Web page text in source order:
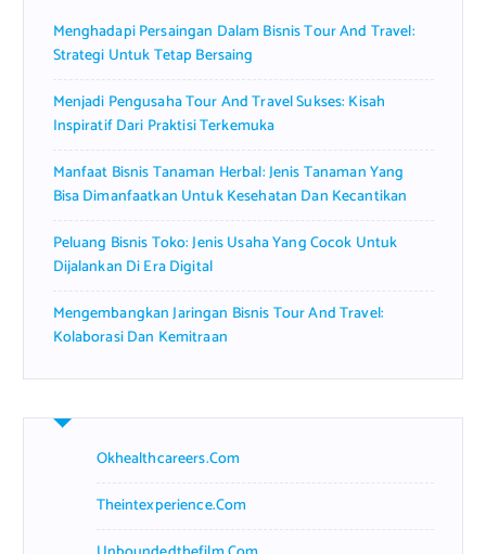
:Menghadapi Persaingan Dalam Bisnis Tour And Travel:
Strategi Untuk Tetap Bersaing
Menjadi Pengusaha Tour And Travel Sukses: Kisah
Inspiratif Dari Praktisi Terkemuka
Manfaat Bisnis Tanaman Herbal: Jenis Tanaman Yang
Bisa Dimanfaatkan Untuk Kesehatan Dan Kecantikan
Peluang Bisnis Toko: Jenis Usaha Yang Cocok Untuk
Dijalankan Di Era Digital
Mengembangkan Jaringan Bisnis Tour And Travel:
Kolaborasi Dan Kemitraan
Okhealthcareers.com
Theintexperience.com